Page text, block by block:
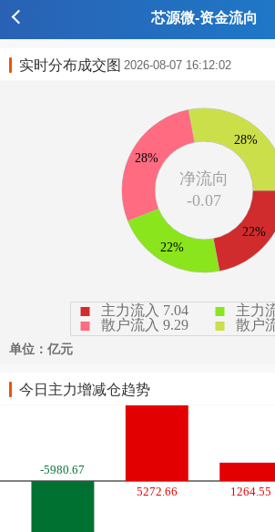
芯源微-资金流向
实时分布成交图 2026-08-07 16:12:02
今日主力增减仓趋势